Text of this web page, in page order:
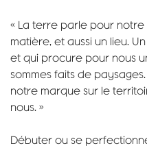
« La terre parle pour notre
matière, et aussi un lieu.
et qui procure pour nous
sommes faits de
notre marque sur le
nous. »
Débuter ou se